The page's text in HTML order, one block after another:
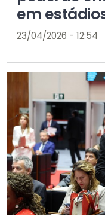
em
23/04/2026 - 12:54